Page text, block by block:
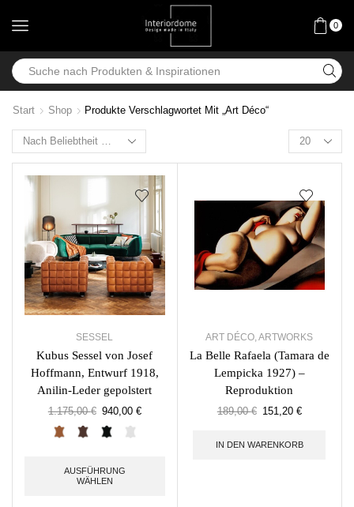
0
Start Shop Produkte Verschlagwortet Mit „Art Déco“
SESSEL
Kubus Sessel von Josef
Hoffmann, Entwurf 1918,
Anilin-Leder gepolstert
1.175,00€ 940,00 €
AUSFÜHRUNG
WÄHLEN
ART DÉCO,ARTWORKS
La Belle Rafaela (Tamara de
Lempicka 1927) –
Reproduktion
189,00€ 151,20 €
IN DEN WARENKORB